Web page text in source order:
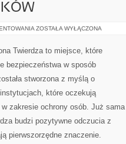
PORADNIKI
ZOSTAŁA WYŁĄCZONA
Twierdza to miejsce, które
bezpieczeństwa w sposób
stworzona z myślą o
które oczekują
zakresie ochrony osób. Już sama
budzi pozytywne odczucia z
pierwszorzędne znaczenie.